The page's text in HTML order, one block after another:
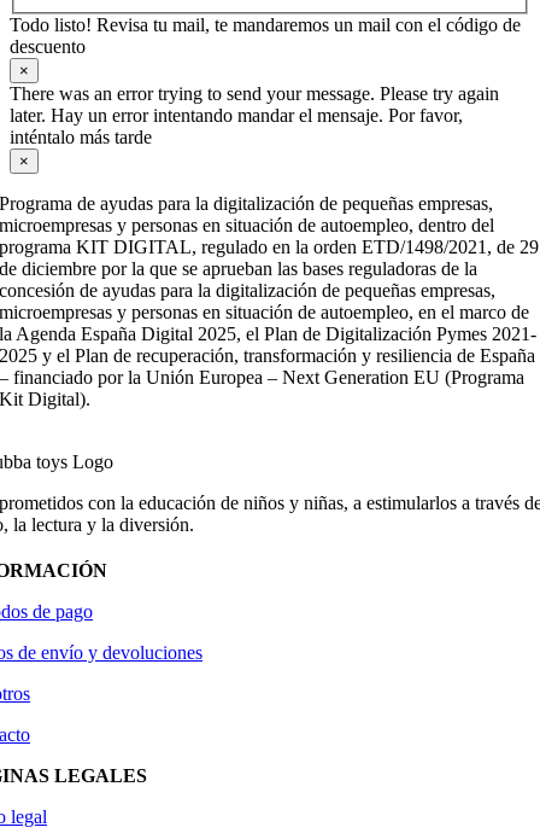
Todo listo! Revisa tu mail, te mandaremos un mail con el código de
descuento
×
There was an error trying to send your message. Please try again
later. Hay un error intentando mandar el mensaje. Por favor,
inténtalo más tarde
×
Programa de ayudas para la digitalización de pequeñas empresas,
microempresas y personas en situación de autoempleo, dentro del
programa KIT DIGITAL, regulado en la orden ETD/1498/2021, de 29
de diciembre por la que se aprueban las bases reguladoras de la
concesión de ayudas para la digitalización de pequeñas empresas,
microempresas y personas en situación de autoempleo, en el marco de
la Agenda España Digital 2025, el Plan de Digitalización Pymes 2021-
2025 y el Plan de recuperación, transformación y resiliencia de España
– financiado por la Unión Europea – Next Generation EU (Programa
Kit Digital).
con la educación de niños y niñas, a estimularlos a través
la lectura y la diversión.
de pago
de envío y devoluciones
LEGALES
legal